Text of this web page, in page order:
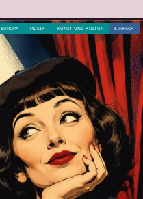
EINFACH
KUNST UND KULTUR
MUSIK
EUROPA